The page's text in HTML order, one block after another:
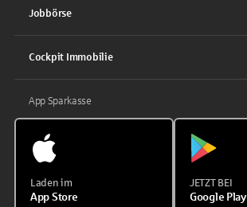
Jobbörse
Cockpit Immobilie
App Sparkasse
Laden im
App Store
JETZT BEI
Google Play